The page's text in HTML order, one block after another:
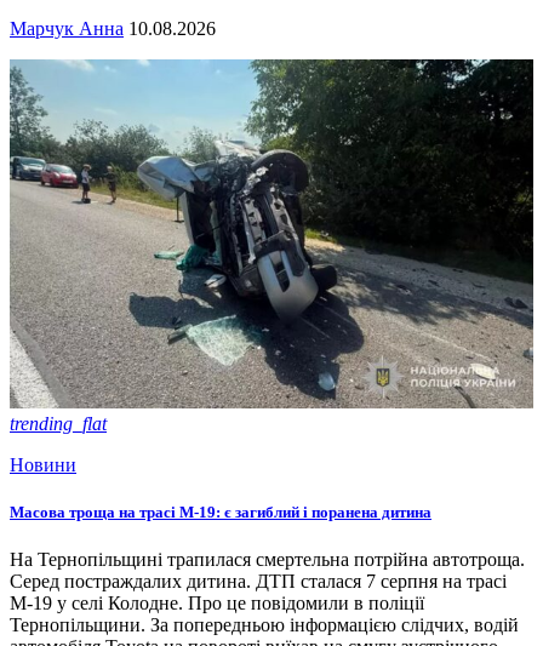
Марчук Анна 10.08.2026
trending_flat
Новини
Масова троща на трасі М-19: є загиблий і поранена дитина
На Тернопільщині трапилася смертельна потрійна автотроща.
Серед постраждалих дитина. ДТП сталася 7 серпня на трасі
М-19 у селі Колодне. Про це повідомили в поліції
Тернопільщини. За попередньою інформацією слідчих, водій